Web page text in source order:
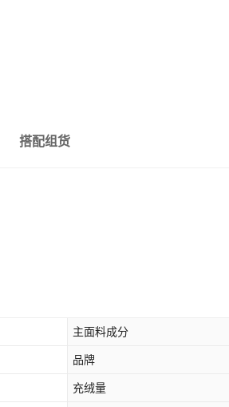
搭配组货
主面料成分
品牌
充绒量